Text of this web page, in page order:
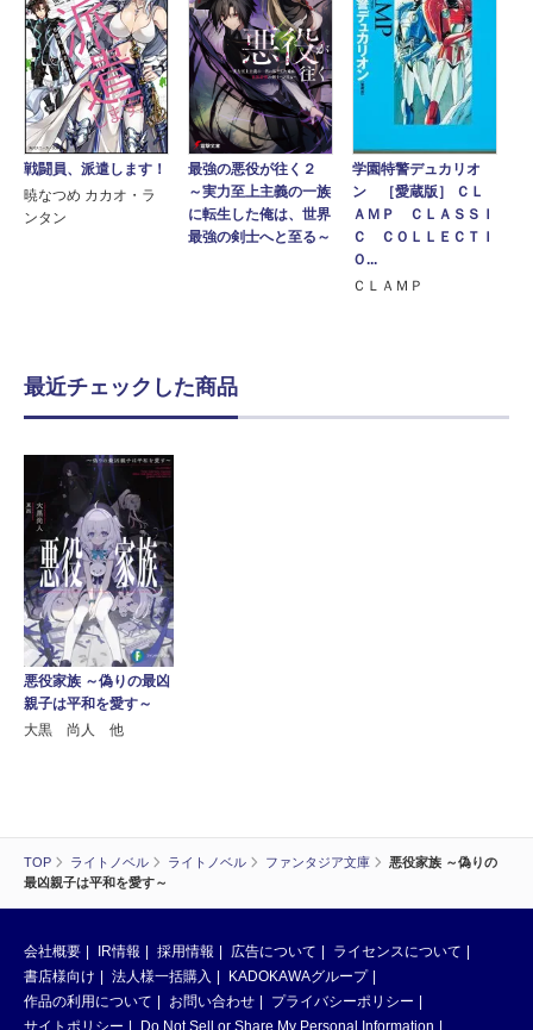
TOP ライトノベル ライトノベル ファンタジア文庫
悪役家族 ～偽りの
最凶親子は平和を愛す～
戦闘員、派遣します！
暁なつめ カカオ・ラ
ンタン
最強の悪役が往く２
～実力至上主義の一族
に転生した俺は、世界
最強の剣士へと至る～
学園特警デュカリオ
ン ［愛蔵版］ ＣＬ
ＡＭＰ ＣＬＡＳＳＩ
Ｃ ＣＯＬＬＥＣＴＩ
Ｏ...
ＣＬＡＭＰ
最近チェックした商品
悪役家族 ～偽りの最凶
親子は平和を愛す～
大黒 尚人 他
会社概要 IR情報 採用情報 広告について
ライセンスについて
書店様向け
法人様一括購入
KADOKAWAグループ
作品の利用について
お問い合わせ
プライバシーポリシー
サイトポリシー
Do Not Sell or Share My Personal Information